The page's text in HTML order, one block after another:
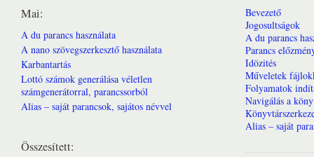
Mai:
A du parancs használata
A nano szövegszerkesztő használata
Karbantartás
Lottó számok generálása véletlen
számgenerátorral, parancssorból
Alias – saját parancsok, sajátos névvel
Összesített:
Bevezető
Jogosultságok
A du parancs
Parancs
Idözités
Műveletek
Folyamatok
Navigálás a
Alias – saját